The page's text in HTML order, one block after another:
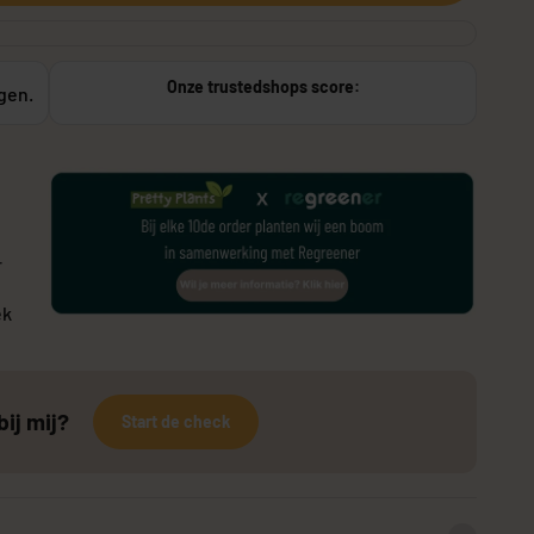
Onze trustedshops score:
mij? Start de check